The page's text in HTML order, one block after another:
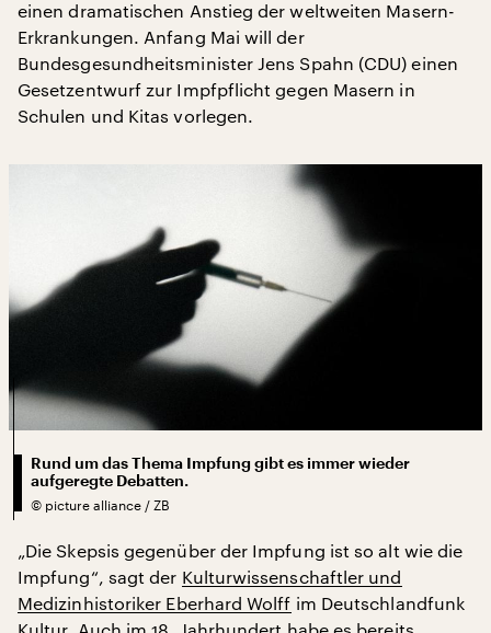
einen dramatischen Anstieg der weltweiten Masern-
Erkrankungen. Anfang Mai will der
Bundesgesundheitsminister Jens Spahn (CDU) einen
Gesetzentwurf zur Impfpflicht gegen Masern in
Schulen und Kitas vorlegen.
Rund um das Thema Impfung gibt es immer wieder
aufgeregte Debatten.
© picture alliance / ZB
„Die Skepsis gegenüber der Impfung ist so alt wie die
Impfung“, sagt der Kulturwissenschaftler und
Medizinhistoriker Eberhard Wolff im Deutschlandfunk